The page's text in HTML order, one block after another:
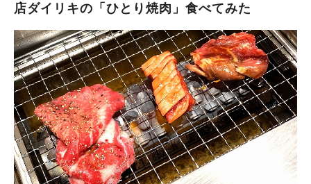
店ダイリキの「ひとり焼肉」食べてみた